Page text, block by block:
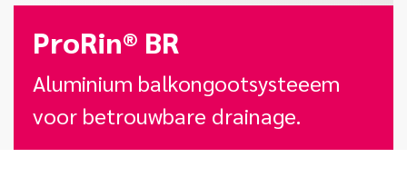
ProRin® BR
Aluminium balkongootsysteeem
voor betrouwbare drainage.